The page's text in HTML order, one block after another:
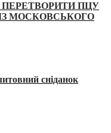
ПЦУ
МОСКОВСЬКОГО
сніданок